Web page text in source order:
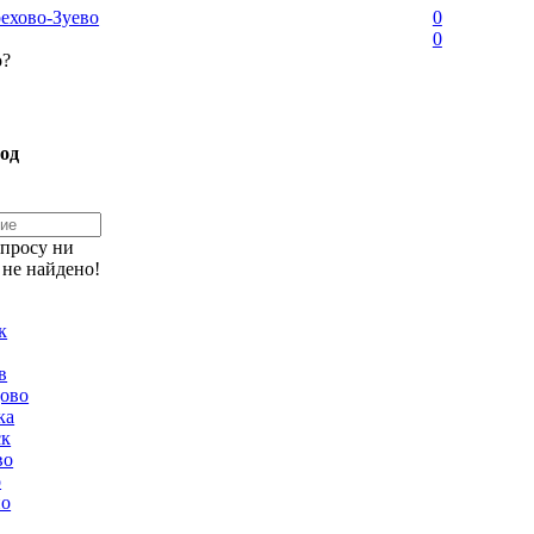
0
0
Зуево
ни
найдено!